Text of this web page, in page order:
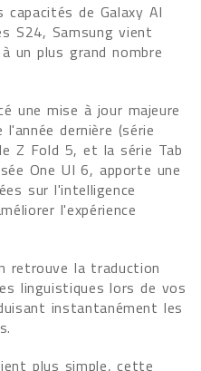
de Galaxy AI
S24, Samsung vient
un plus grand nombre
une mise à jour majeure
dernière (série
Z Fold 5, et la série Tab
One UI 6, apporte une
sur l'intelligence
l'expérience
retrouve la traduction
linguistiques lors de vos
instantanément les
plus simple, cette